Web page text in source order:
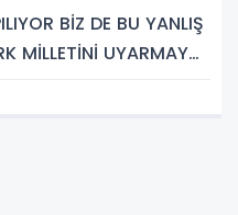
BİZ DE BU YANLIŞ
MİLLETİNİ UYARMAYA